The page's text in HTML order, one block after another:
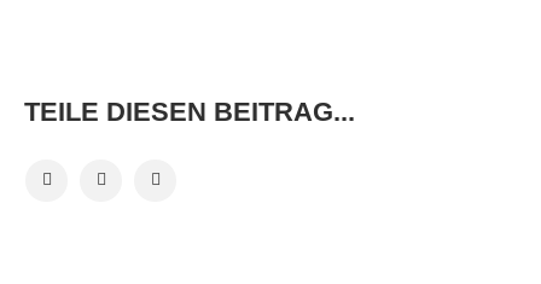
TEILE DIESEN BEITRAG...